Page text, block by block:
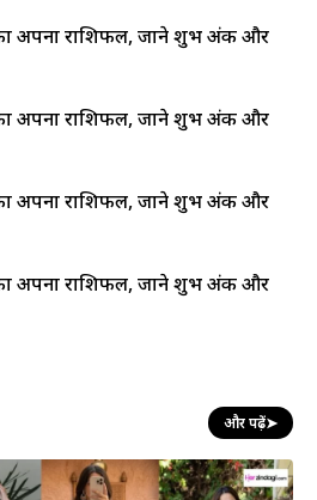
अपना राशिफल, जाने शुभ अंक और
अपना राशिफल, जाने शुभ अंक और
अपना राशिफल, जाने शुभ अंक और
अपना राशिफल, जाने शुभ अंक और
और पढ़ें➤